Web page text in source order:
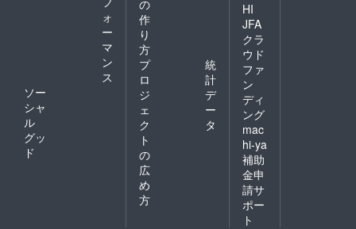
ォ
ー
マ
ン
ス
ソー
シャ
ル
グッ
ド
の
作
り
方
プ
ロ
ジ
ェ
ク
ト
の
広
め
方
統
計
デ
ー
タ
HI
JFA
クラ
ウド
ファ
ン
ディ
ング
mac
hi-ya
補助
金申
請サ
ポー
ト